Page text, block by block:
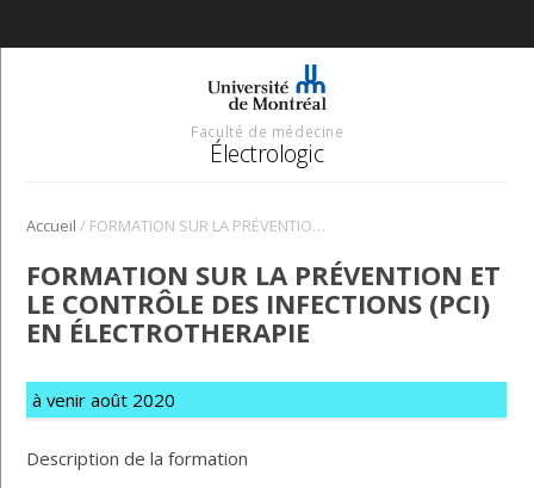
Faculté de médecine
Électrologic
Accueil / FORMATION SUR LA PRÉVENTION Et LE CONTRÔLE DES INFECTIONS (PCI) EN ÉLECTROTHERAPIE
FORMATION SUR LA PRÉVENTION ET
LE CONTRÔLE DES INFECTIONS (PCI)
EN ÉLECTROTHERAPIE
à venir août 2020
Description de la formation